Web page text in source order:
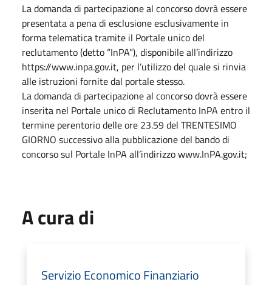
La domanda di partecipazione al concorso dovrà essere
presentata a pena di esclusione esclusivamente in
forma telematica tramite il Portale unico del
reclutamento (detto “InPA”), disponibile all’indirizzo
https://www.inpa.gov.it, per l’utilizzo del quale si rinvia
alle istruzioni fornite dal portale stesso.
La domanda di partecipazione al concorso dovrà essere
inserita nel Portale unico di Reclutamento InPA entro il
termine perentorio delle ore 23.59 del TRENTESIMO
GIORNO successivo alla pubblicazione del bando di
concorso sul Portale InPA all’indirizzo www.InPA.gov.it;
A cura di
Servizio Economico Finanziario